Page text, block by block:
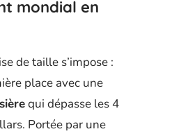
mondial en
de taille s’impose :
place avec une
qui dépasse les 4
Portée par une